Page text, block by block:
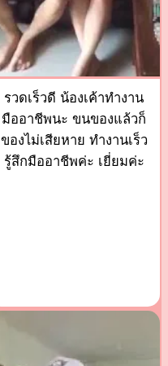
รวดเร็วดี น้องเค้าทำงาน
มืออาชีพนะ ขนของแล้วก็
ของไม่เสียหาย ทำงานเร็ว
รู้สึกมืออาชีพค่ะ เยี่ยมค่ะ